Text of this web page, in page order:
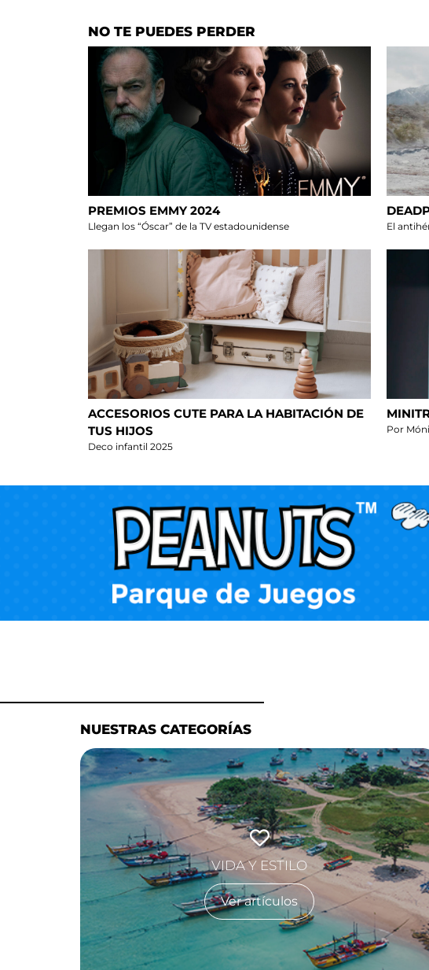
NO TE PUEDES PERDER
PREMIOS EMMY 2024
Llegan los “Óscar” de la TV estadounidense El
ACCESORIOS CUTE PARA LA HABITACIÓN DE
TUS HIJOS
Deco infantil 2025
Por
NUESTRAS CATEGORÍAS
VIDA Y ESTILO
Ver artículos